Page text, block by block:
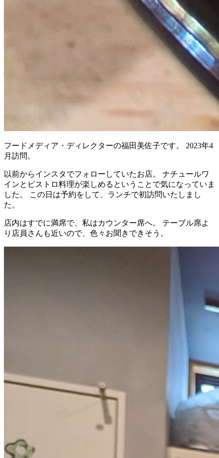
フードメディア・ディレクターの福田美佐子です。 2023年4
月訪問。
以前からインスタでフォローしていたお店。 ナチュールワ
インとビストロ料理が楽しめるということで気になっていま
した。 この日は予約をして、ランチで初訪問いたしまし
た。
店内はすでに満席で、私はカウンター席へ。 テーブル席よ
り店員さんも近いので、色々お聞きできそう。